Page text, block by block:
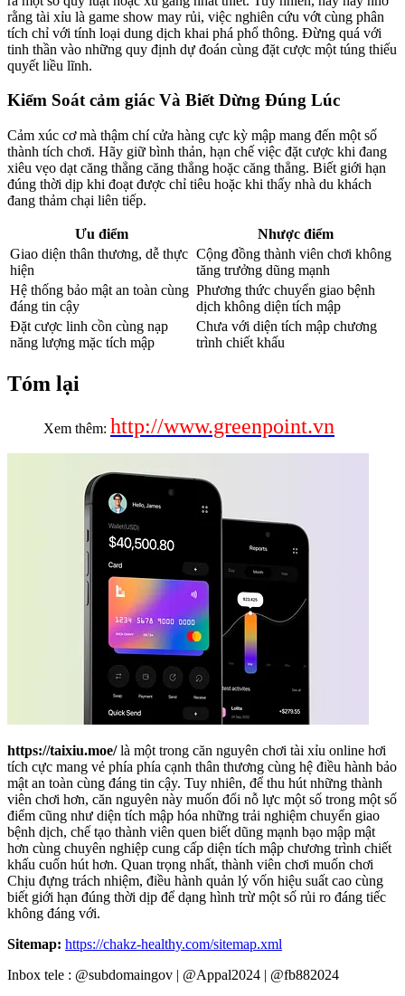
rằng tài xỉu là game show may rủi, việc nghiên cứu vớt cùng phân
tích chỉ với tính loại dung dịch khai phá phổ thông. Đừng quá với
tinh thần vào những quy định dự đoán cùng đặt cược một túng thiếu
quyết liều lĩnh.
Kiểm Soát cảm giác Và Biết Dừng Đúng Lúc
Cảm xúc cơ mà thậm chí cửa hàng cực kỳ mập mang đến một số
thành tích chơi. Hãy giữ bình thản, hạn chế việc đặt cược khi đang
xiêu vẹo dạt căng thẳng căng thẳng hoặc căng thẳng. Biết giới hạn
đúng thời dịp khi đoạt được chỉ tiêu hoặc khi thấy nhà du khách
đang thảm chại liên tiếp.
Ưu điểm
Nhược điểm
Giao diện thân thương, dễ thực
hiện
Cộng đồng thành viên chơi không
tăng trưởng dũng mạnh
Hệ thống bảo mật an toàn cùng
đáng tin cậy
Phương thức chuyển giao bệnh
dịch không diện tích mập
Đặt cược linh cồn cùng nạp
năng lượng mặc tích mập
Chưa với diện tích mập chương
trình chiết khấu
Tóm lại
Xem thêm: http://www.greenpoint.vn
https://taixiu.moe/là một trong căn nguyên chơi tài xỉu online hơi
tích cực mang vẻ phía phía cạnh thân thương cùng hệ điều hành bảo
mật an toàn cùng đáng tin cậy. Tuy nhiên, để thu hút những thành
viên chơi hơn, căn nguyên này muốn đổi nỗ lực một số trong một số
điểm cũng như diện tích mập hóa những trải nghiệm chuyển giao
bệnh dịch, chế tạo thành viên quen biết dũng mạnh bạo mập mật
hơn cùng chuyên nghiệp cung cấp diện tích mập chương trình chiết
khấu cuốn hút hơn. Quan trọng nhất, thành viên chơi muốn chơi
Chịu đựng trách nhiệm, điều hành quản lý vốn hiệu suất cao cùng
biết giới hạn đúng thời dịp để dạng hình trừ một số rủi ro đáng tiếc
không đáng với.
Sitemap: https://chakz-healthy.com/sitemap.xml
Inbox tele : @subdomaingov | @Appal2024 | @fb882024